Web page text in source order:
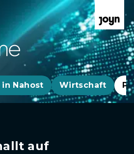
Nahost Wirtschaft
auf